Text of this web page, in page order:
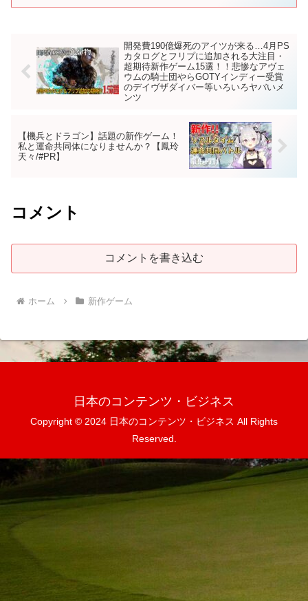
開発費190億爆死のアイツが来る…4月PS
カタログとフリプに追加される大注目・
超期待新作ゲーム15選！！悲惨なアヴェ
ウムの騎士団やらGOTYインディー受賞
のデイヴザダイバー等いろいろヤバいメ
ンツ
【機兵とドラゴン】話題の新作ゲーム！
私と運命共同体になりませんか？【鳳玲
天々/#PR】
コメント
コメントを書き込む
ホーム 新作ゲーム
日本のコンテンツ・ビジネス
Copyright © 2024 日本のコンテンツ・ビジネス All Rights
Reserved.